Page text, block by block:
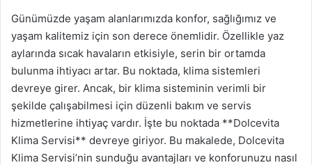
Günümüzde yaşam alanlarımızda konfor, sağlığımız ve
yaşam kalitemiz için son derece önemlidir. Özellikle yaz
aylarında sıcak havaların etkisiyle, serin bir ortamda
bulunma ihtiyacı artar. Bu noktada, klima sistemleri
devreye girer. Ancak, bir klima sisteminin verimli bir
şekilde çalışabilmesi için düzenli bakım ve servis
hizmetlerine ihtiyaç vardır. İşte bu noktada **Dolcevita
Klima Servisi** devreye giriyor. Bu makalede, Dolcevita
Klima Servisi’nin sunduğu avantajları ve konforunuzu nasıl